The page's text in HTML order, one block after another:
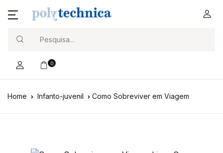
0
Home Infanto-juvenil Como Sobreviver em Viagem